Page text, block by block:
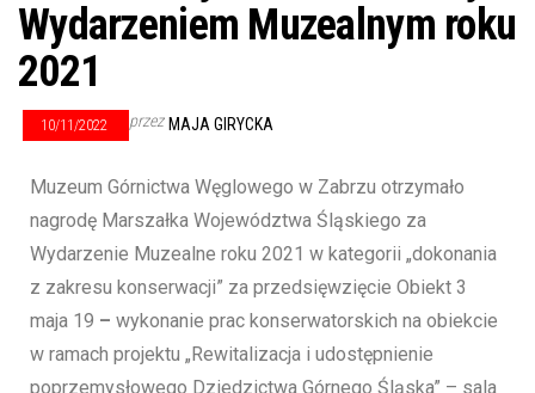
Wydarzeniem Muzealnym roku
2021
10/11/2022 przez MAJA GIRYCKA
Muzeum Górnictwa Węglowego w Zabrzu otrzymało
nagrodę Marszałka Województwa Śląskiego za
Wydarzenie Muzealne roku 2021 w kategorii „dokonania
z zakresu konserwacji” za przedsięwzięcie Obiekt 3
maja 19 – wykonanie prac konserwatorskich na obiekcie
w ramach projektu „Rewitalizacja i udostępnienie
poprzemysłowego Dziedzictwa Górnego Śląska” – sala